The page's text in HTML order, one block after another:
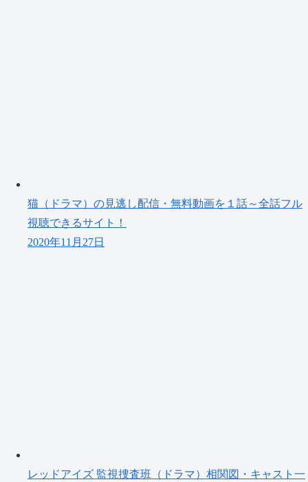
猫（ドラマ）の見逃し配信・無料動画を１話～全話フル
視聴できるサイト！
2020年11月27日
レッドアイズ 監視捜査班（ドラマ）相関図・キャスト一